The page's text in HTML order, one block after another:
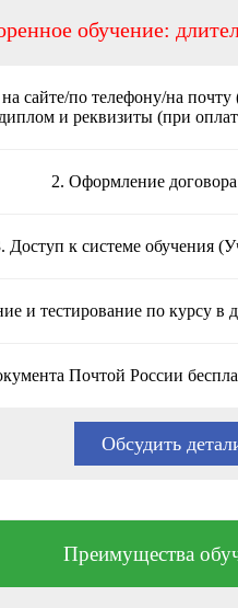
обучение:
сайте/по телефону/на
диплом и реквизиты (при
2. Оформление договора
Доступ к системе обучения
и тестирование по курсу в
Почтой России
Обсудить
Преимущества